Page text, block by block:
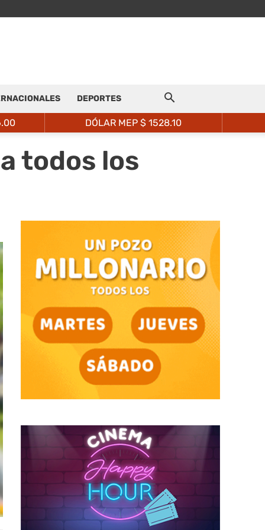
DEPORTES
DÓLAR MEP $ 1528.10
todos los